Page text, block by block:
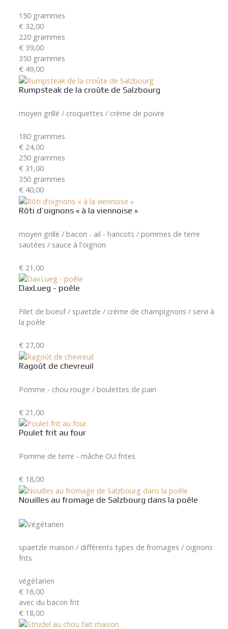
150 grammes
€ 32,00
220 grammes
€ 39,00
350 grammes
€ 49,00
Rumpsteak de la croûte de Salzbourg
moyen grillé / croquettes / crème de poivre
180 grammes
€ 24,00
250 grammes
€ 31,00
350 grammes
€ 40,00
Rôti d’oignons « à la viennoise »
moyen grillé / bacon - ail - haricots / pommes de terre
sautées / sauce à l'oignon
€ 21,00
DaxLueg - poêle
Filet de boeuf / spaetzle / crème de champignons / servi à
la poêle
€ 27,00
Ragoût de chevreuil
Pomme - chou rouge / boulettes de pain
€ 21,00
Poulet frit au four
Pomme de terre - mâche OU frites
€ 18,00
Nouilles au fromage de Salzbourg dans la poêle
spaetzle maison / différents types de fromages / oignons
frits
végétarien
€ 16,00
avec du bacon frit
€ 18,00